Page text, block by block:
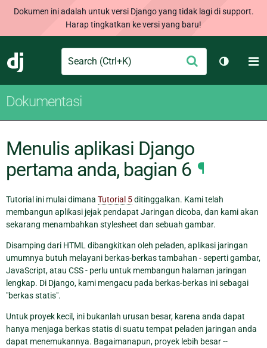
Dokumen ini adalah untuk versi Django yang tidak lagi di support.
Harap tingkatkan ke versi yang baru!
Django
Search Ajukan
Ganti
Dokumentasi
Menulis aplikasi Django
pertama anda, bagian 6 ¶
Tutorial ini mulai dimana Tutorial 5ditinggalkan. Kami telah
membangun aplikasi jejak pendapat Jaringan dicoba, dan kami akan
sekarang menambahkan stylesheet dan sebuah gambar.
Disamping dari HTML dibangkitkan oleh peladen, aplikasi jaringan
umumnya butuh melayani berkas-berkas tambahan - seperti gambar,
JavaScript, atau CSS - perlu untuk membangun halaman jaringan
lengkap. Di Django, kami mengacu pada berkas-berkas ini sebagai
"berkas statis".
Untuk proyek kecil, ini bukanlah urusan besar, karena anda dapat
hanya menjaga berkas statis di suatu tempat peladen jaringan anda
dapat menemukannya. Bagaimanapun, proyek lebih besar --